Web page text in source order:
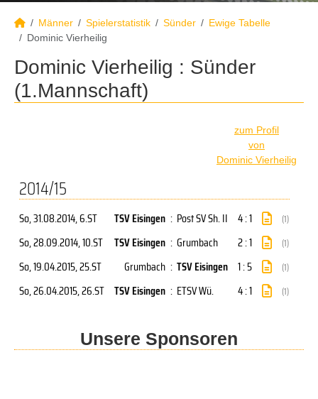
Männer Spielerstatistik Sünder
Ewige Tabelle
Dominic Vierheilig
Dominic Vierheilig : Sünder
(1.Mannschaft)
zum Profil
von
Dominic Vierheilig
2014/15
So, 31.08.2014, 6.ST TSV Eisingen : Post SV Sh. II 4 : 1 (1)
So, 28.09.2014, 10.ST TSV Eisingen : Grumbach 2 : 1 (1)
So, 19.04.2015, 25.ST Grumbach : TSV Eisingen 1 : 5 (1)
So, 26.04.2015, 26.ST TSV Eisingen : ETSV Wü. 4 : 1 (1)
Unsere Sponsoren